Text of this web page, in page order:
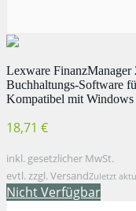
Lexware FinanzManager
Buchhaltungs-Software
Kompatibel mit Windows
18,71 €
inkl. gesetzlicher MwSt.
evtl. zzgl. VersandZuletzt
Nicht Verfügbar